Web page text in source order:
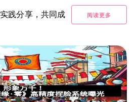
实践分享，共同成
阅读更多